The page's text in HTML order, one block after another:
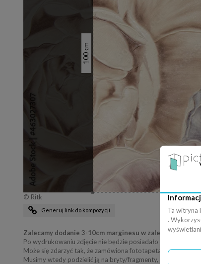
100
cm
© Ritk
Generuj link do kompozycji
Zalecamy dodanie 3-10cm marginesu w zależności od
Po wydrukowaniu zdjęcie nie będzie posiadało znaku
Może się zdarzyć tak, że zamówiona fototapeta jest
Musimy wtedy podzielić ją na bryty/fragmenty, co jest
Ta witryna
.